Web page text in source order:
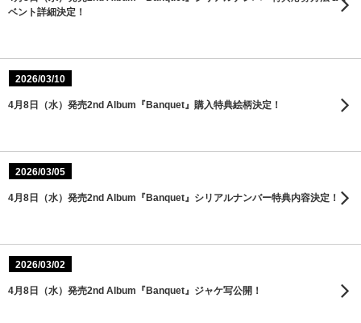
ベント詳細決定！
2026/03/10
4月8日（水）発売2nd Album『Banquet』購入特典絵柄決定！
2026/03/05
4月8日（水）発売2nd Album『Banquet』シリアルナンバー特典内容決定！
2026/03/02
4月8日（水）発売2nd Album『Banquet』ジャケ写公開！